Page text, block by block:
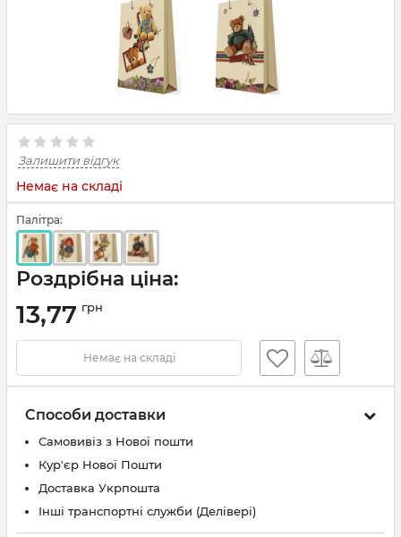
Залишити відгук
Немає на складі
Палітра:
Роздрібна ціна:
13,77 грн
Немає на складі
Способи доставки
Самовивіз з Нової пошти
Кур'єр Нової Пошти
Доставка Укрпошта
Інші транспортні служби (Делівері)